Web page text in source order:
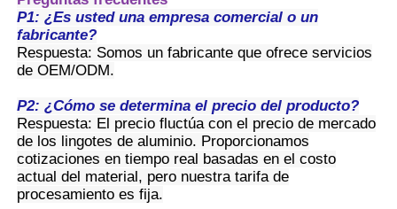
Visita a la fábrica
Control de calidad
Contáctenos
Ventajas
pesada y soportes de líneas de montaje
2. El diseño de múltiples ranuras no solo
es adecuado para conexiones de alta
más espacio para el cableado y la
instalación de accesorios. Después del
empalme, la estructura es más estable.
3. Fabricado con aleación de aluminio y
magnesio y tratado con una superficie
oxidada, tiene una excelente resistencia
P1: ¿Es usted una empresa comercial o un
fabricante?
Respuesta: Somos un fabricante que ofrece servicios
de OEM/ODM.
P2: ¿Cómo se determina el precio del producto?
Respuesta: El precio fluctúa con el precio de mercado
de los lingotes de aluminio. Proporcionamos
cotizaciones en tiempo real basadas en el costo
actual del material, pero nuestra tarifa de
procesamiento es fija.